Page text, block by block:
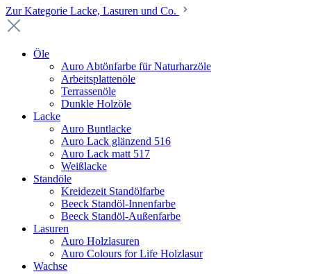
Zur Kategorie Lacke, Lasuren und Co.
Öle
Auro Abtönfarbe für Naturharzöle
Arbeitsplattenöle
Terrassenöle
Dunkle Holzöle
Lacke
Auro Buntlacke
Auro Lack glänzend 516
Auro Lack matt 517
Weißlacke
Standöle
Kreidezeit Standölfarbe
Beeck Standöl-Innenfarbe
Beeck Standöl-Außenfarbe
Lasuren
Auro Holzlasuren
Auro Colours for Life Holzlasur
Wachse